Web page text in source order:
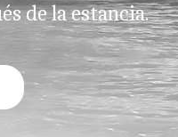
de la estancia.